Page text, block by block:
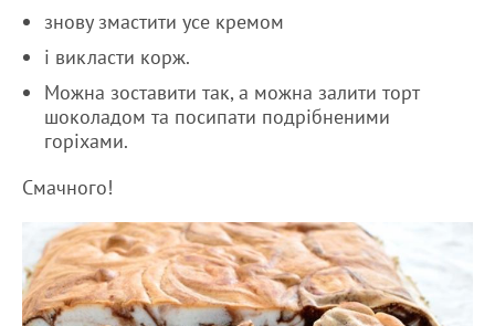
знову змастити усе кремом
і викласти корж.
Можна зоставити так, а можна залити торт
шоколадом та посипати подрібненими
горіхами.
Смачного!